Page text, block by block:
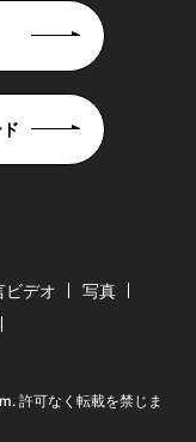
ビデオ
写真
許可なく転載を禁じま